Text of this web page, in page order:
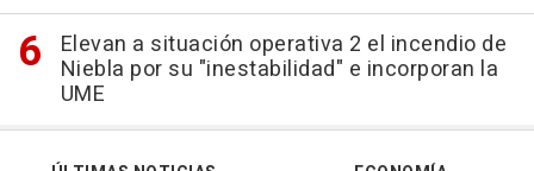
Elevan a situación operativa 2 el incendio de
Niebla por su "inestabilidad" e incorporan la
UME